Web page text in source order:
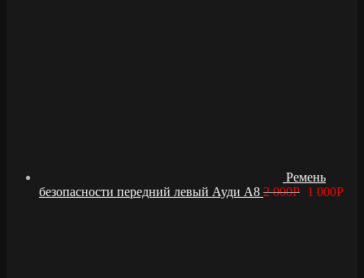
Ремень
безопасности передний левый Ауди А8 2 000Р 1 000Р